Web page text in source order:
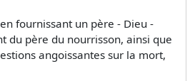
fournissant un père - Dieu -
du père du nourrisson, ainsi que
angoissantes sur la mort,